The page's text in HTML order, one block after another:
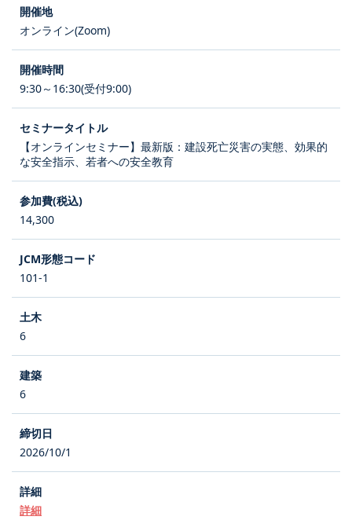
オンライン(Zoom)
9:30～16:30(受付9:00)
【オンラインセミナー】最新版：建設死亡災害の実態、効果的
な安全指示、若者への安全教育
14,300
101-1
6
6
2026/10/1
詳細